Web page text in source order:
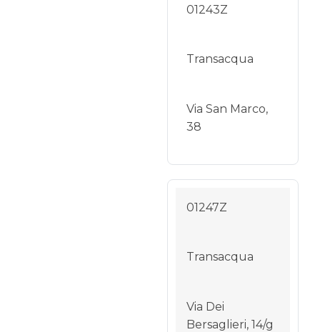
01243Z
Transacqua
Via San Marco,
38
01247Z
Transacqua
Via Dei
Bersaglieri, 14/g